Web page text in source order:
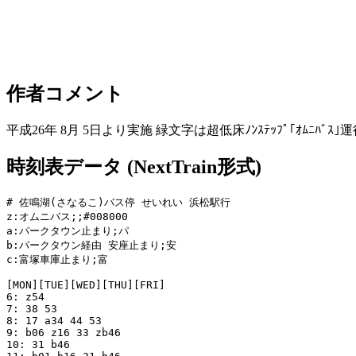
作者コメント
平成26年 8月 5日より実施 緑文字は超低床ﾉﾝｽﾃｯﾌﾟ｢ｵﾑﾆﾊﾞｽ｣
時刻表データ (NextTrain形式)
# 佐鳴湖(さなるこ)バス停 せいれい 浜松駅行
z:オムニバス;;#008000
a:パークタウン止まり;パ
b:パークタウン経由 安座止まり;安
c:富塚車庫止まり;富
[MON][TUE][WED][THU][FRI]
6: z54
7: 38 53
8: 17 a34 44 53
9: b06 z16 33 zb46
10: 31 b46